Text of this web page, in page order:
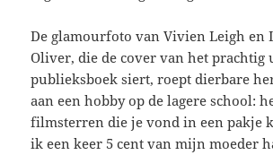
De glamourfoto van Vivien Leigh en
Oliver, die de cover van het prachtig
publieksboek siert, roept dierbare
aan een hobby op de lagere school:
filmsterren die je vond in een pakje
ik een keer 5 cent van mijn moeder